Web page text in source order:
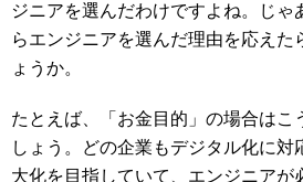
ジニアを選んだわけですよね。じゃ
らエンジニアを選んだ理由を応えた
ょうか。
たとえば、「お金目的」の場合はこ
しょう。どの企業もデジタル化に対
大化を目指していて、エンジニアが